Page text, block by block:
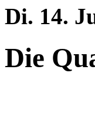
Di. 14.
Die